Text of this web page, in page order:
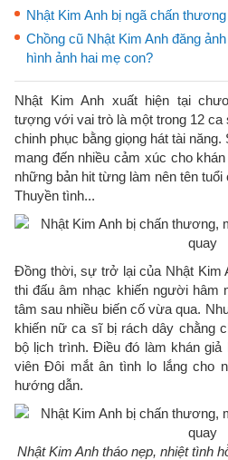
Nhật Kim Anh bị ngã chấn
Chồng cũ Nhật Kim Anh đăng
hình ảnh hai mẹ con?
Nhật Kim Anh xuất hiện tại
tượng với vai trò là một trong 12
chinh phục bằng giọng hát tài
mang đến nhiều cảm xúc cho
những bản hit từng làm nên tên
Thuyền tình...
Đồng thời, sự trở lại của Nhật Kim
thi đấu âm nhạc khiến người
tâm sau nhiều biến cố vừa qua.
khiến nữ ca sĩ bị rách dây chằng
bộ lịch trình. Điều đó làm khán giả
viên Đôi mắt ân tình lo lắng cho
hướng dẫn.
Nhật Kim Anh tháo nẹp, nhiệt tình